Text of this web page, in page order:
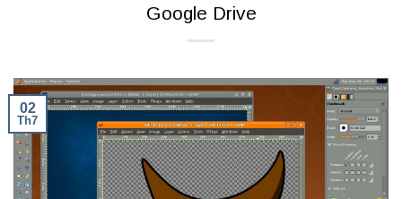
Google Drive
02
Th7